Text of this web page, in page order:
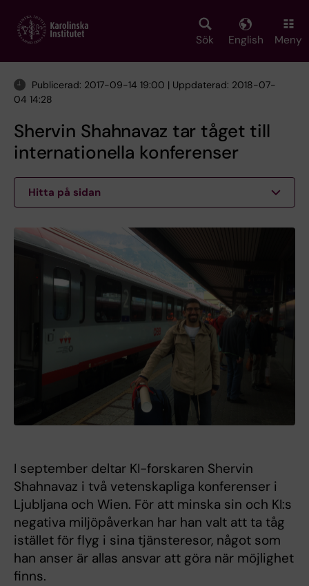
main
Sök English Meny
Publicerad: 2017-09-14 19:00 | Uppdaterad: 2018-07-
04 14:28
Shervin Shahnavaz tar tåget till
internationella konferenser
Hitta på sidan
I september deltar KI-forskaren Shervin
Shahnavaz i två vetenskapliga konferenser i
Ljubljana och Wien. För att minska sin och KI:s
negativa miljöpåverkan har han valt att ta tåg
istället för flyg i sina tjänsteresor, något som
han anser är allas ansvar att göra när möjlighet
finns.